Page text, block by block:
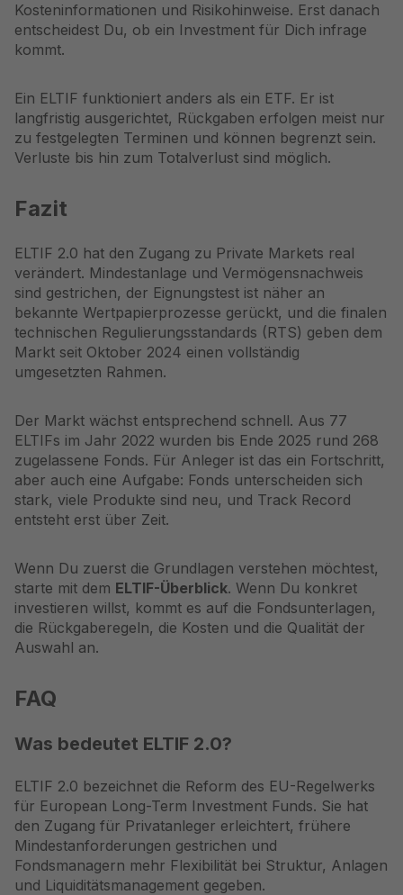
Kosteninformationen und Risikohinweise. Erst danach
entscheidest Du, ob ein Investment für Dich infrage
kommt.
Ein ELTIF funktioniert anders als ein ETF. Er ist
langfristig ausgerichtet, Rückgaben erfolgen meist nur
zu festgelegten Terminen und können begrenzt sein.
Verluste bis hin zum Totalverlust sind möglich.
Fazit
ELTIF 2.0 hat den Zugang zu Private Markets real
verändert. Mindestanlage und Vermögensnachweis
sind gestrichen, der Eignungstest ist näher an
bekannte Wertpapierprozesse gerückt, und die finalen
technischen Regulierungsstandards (RTS) geben dem
Markt seit Oktober 2024 einen vollständig
umgesetzten Rahmen.
Der Markt wächst entsprechend schnell. Aus 77
ELTIFs im Jahr 2022 wurden bis Ende 2025 rund 268
zugelassene Fonds. Für Anleger ist das ein Fortschritt,
aber auch eine Aufgabe: Fonds unterscheiden sich
stark, viele Produkte sind neu, und Track Record
entsteht erst über Zeit.
Wenn Du zuerst die Grundlagen verstehen möchtest,
starte mit dem ELTIF-Überblick. Wenn Du konkret
investieren willst, kommt es auf die Fondsunterlagen,
die Rückgaberegeln, die Kosten und die Qualität der
Auswahl an.
FAQ
Was bedeutet ELTIF 2.0?
ELTIF 2.0 bezeichnet die Reform des EU-Regelwerks
für European Long-Term Investment Funds. Sie hat
den Zugang für Privatanleger erleichtert, frühere
Mindestanforderungen gestrichen und
Fondsmanagern mehr Flexibilität bei Struktur, Anlagen
und Liquiditätsmanagement gegeben.